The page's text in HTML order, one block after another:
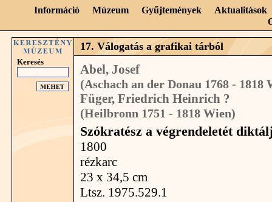
Információ Múzeum Gyűjtemények
Aktualitások
Keresés
17. Válogatás a grafikai tárból
Abel, Josef
(Aschach an der Donau 1768 - 1818
Füger, Friedrich Heinrich ?
(Heilbronn 1751 - 1818 Wien)
Szókratész a végrendeletét
1800
rézkarc
23 x 34,5 cm
Ltsz. 1975.529.1